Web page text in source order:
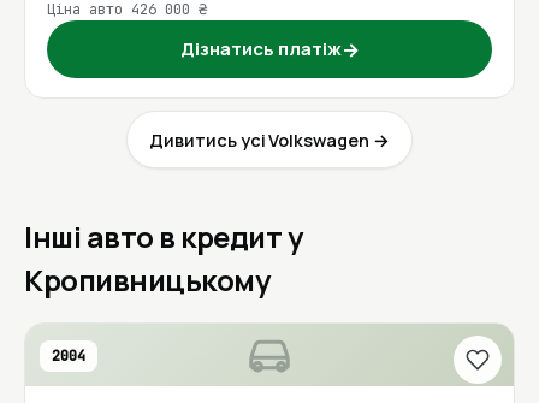
Ціна авто 426 000 ₴
Дізнатись платіж→
Дивитись усі Volkswagen →
Інші авто в кредит у
Кропивницькому
2004